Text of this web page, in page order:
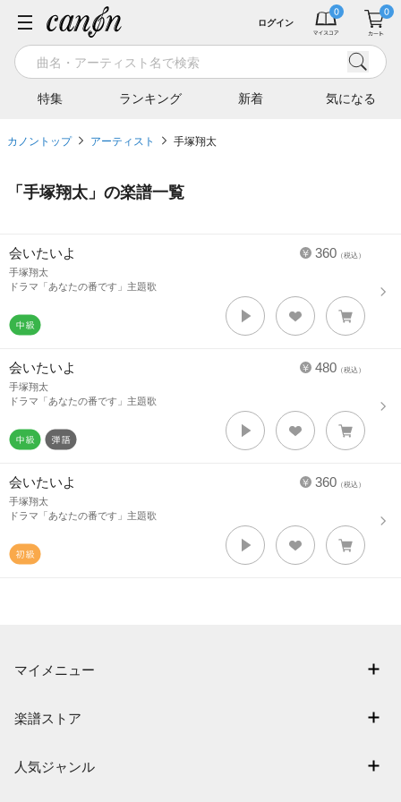
特集 ランキング 新着 気になる
ログイン
カノントップ アーティスト 手塚翔太
「 手塚翔太 」の楽譜一覧
360 （税込）
会いたいよ
手塚翔太
ドラマ「あなたの番です」主題歌
480 （税込）
会いたいよ
手塚翔太
ドラマ「あなたの番です」主題歌
360 （税込）
会いたいよ
手塚翔太
ドラマ「あなたの番です」主題歌
マイメニュー
退会はこちら
楽譜ストア
人気ジャンル